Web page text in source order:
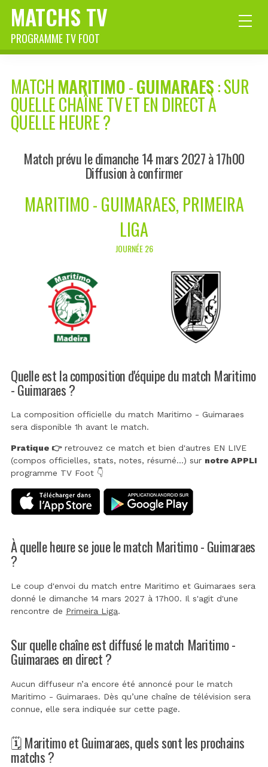
MATCHS TV
PROGRAMME TV FOOT
MATCH MARITIMO-GUIMARAES: SUR
QUELLE CHAÎNE TV ET EN DIRECT À
QUELLE HEURE ?
Match prévu le dimanche 14 mars 2027 à 17h00
Diffusion à confirmer
MARITIMO - GUIMARAES, PRIMEIRA
LIGA
JOURNÉE 26
Quelle est la composition d'équipe du match Maritimo
- Guimaraes ?
La composition officielle du match Maritimo - Guimaraes
sera disponible 1h avant le match.
Pratique 👉retrouvez ce match et bien d'autres EN LIVE
(compos officielles, stats, notes, résumé...) sur notre APPLI
programme TV Foot 👇
À quelle heure se joue le match Maritimo - Guimaraes
?
Le coup d'envoi du match entre Maritimo et Guimaraes sera
donné le dimanche 14 mars 2027 à 17h00. Il s'agit d'une
rencontre de Primeira Liga.
Sur quelle chaîne est diffusé le match Maritimo -
Guimaraes en direct ?
Aucun diffuseur n’a encore été annoncé pour le match
Maritimo - Guimaraes. Dès qu’une chaîne de télévision sera
connue, elle sera indiquée sur cette page.
🗓️ Maritimo et Guimaraes, quels sont les prochains
matchs ?